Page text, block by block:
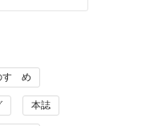
ゝめ
本誌